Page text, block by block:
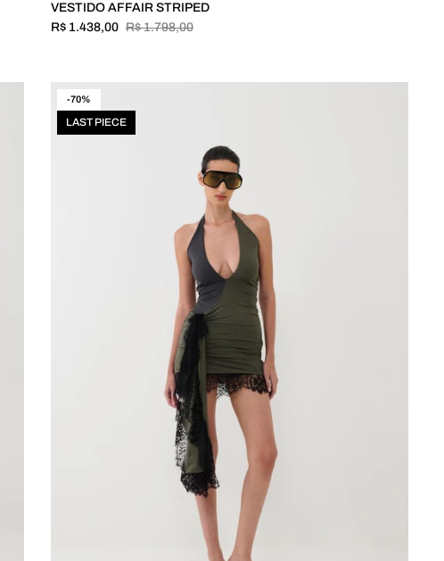
VESTIDO AFFAIR STRIPED
R$ 1.438,00 R$ 1.798,00
-70%
LAST PIECE